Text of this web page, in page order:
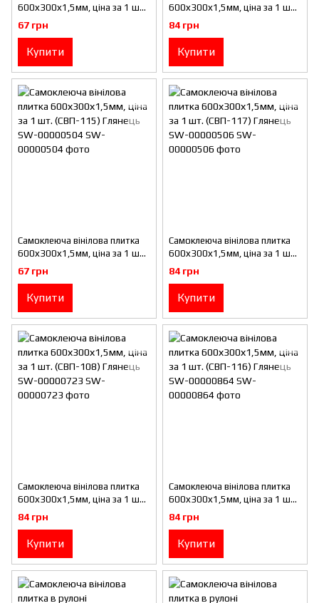
600х300х1,5мм, ціна за 1 шт.
(СВП-111) Глянець SW-
00000500
67 грн
Купити
600х300х1,5мм, ціна за 1 шт.
(СВП-112) Глянець SW-
00000501
84 грн
Купити
Самоклеюча вінілова плитка
600х300х1,5мм, ціна за 1 шт.
(СВП-115) Глянець SW-
00000504
67 грн
Купити
Самоклеюча вінілова плитка
600х300х1,5мм, ціна за 1 шт.
(СВП-117) Глянець SW-
00000506
84 грн
Купити
Самоклеюча вінілова плитка
600х300х1,5мм, ціна за 1 шт.
(СВП-108) Глянець SW-
00000723
84 грн
Купити
Самоклеюча вінілова плитка
600х300х1,5мм, ціна за 1 шт.
(СВП-116) Глянець SW-
00000864
84 грн
Купити